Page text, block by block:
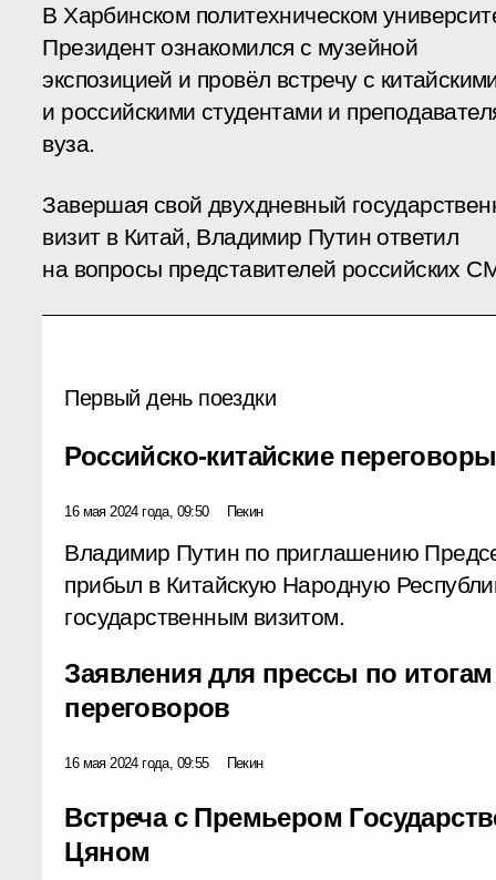
В Харбинском политехническом
Президент ознакомился с музейной
экспозицией и провёл встречу с
и российскими студентами и
вуза.
Завершая свой двухдневный
визит в Китай, Владимир Путин ответил
на вопросы представителей российских
Первый день поездки
Российско-китайские переговоры
16 мая 2024 года, 09:50 Пекин
Владимир Путин по приглашению
прибыл в Китайскую Народную
государственным визитом.
Заявления для прессы по итогам
переговоров
16 мая 2024 года, 09:55 Пекин
Встреча с Премьером
Цяном